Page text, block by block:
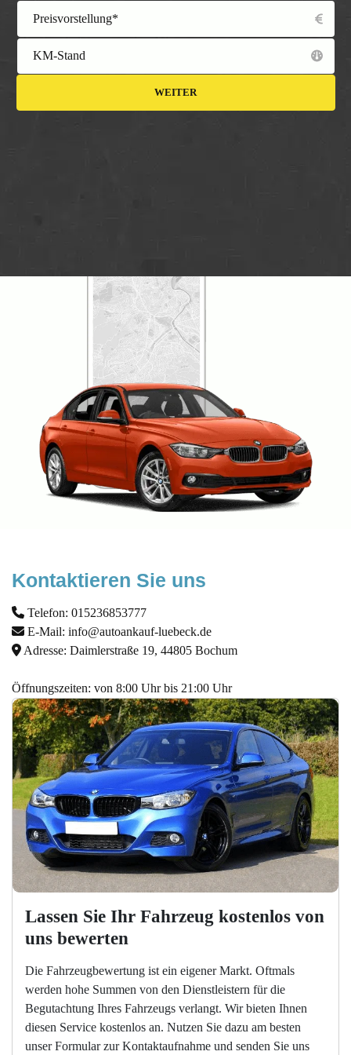
Preisvorstellung*
KM-Stand
WEITER
Kontaktieren Sie uns
Telefon: 015236853777
E-Mail: info@autoankauf-luebeck.de
Adresse: Daimlerstraße 19, 44805 Bochum
Öffnungszeiten: von 8:00 Uhr bis 21:00 Uhr
Lassen Sie Ihr Fahrzeug kostenlos von
uns bewerten
Die Fahrzeugbewertung ist ein eigener Markt. Oftmals
werden hohe Summen von den Dienstleistern für die
Begutachtung Ihres Fahrzeugs verlangt. Wir bieten Ihnen
diesen Service kostenlos an. Nutzen Sie dazu am besten
unser Formular zur Kontaktaufnahme und senden Sie uns